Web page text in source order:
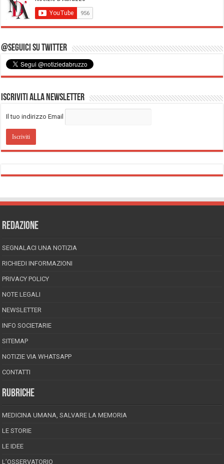
@Seguici su Twitter
Iscriviti alla Newsletter
Il tuo indirizzo Email
REDAZIONE
SEGNALACI UNA NOTIZIA
RICHIEDI INFORMAZIONI
PRIVACY POLICY
NOTE LEGALI
NEWSLETTER
INFO SOCIETARIE
SITEMAP
NOTIZIE VIA WHATSAPP
CONTATTI
RUBRICHE
MEDICINA UMANA, SALVARE LA MEMORIA
LE STORIE
LE IDEE
L’OSSERVATORIO